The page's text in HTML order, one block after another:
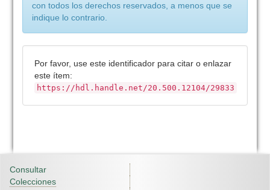
con todos los derechos reservados, a menos que se
indique lo contrario.
Por favor, use este identificador para citar o enlazar
este ítem:
https://hdl.handle.net/20.500.12104/29833
Consultar
Colecciones